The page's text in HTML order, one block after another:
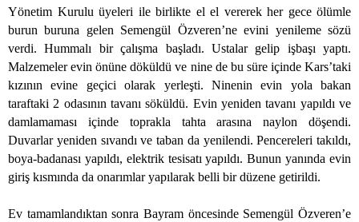
Yönetim Kurulu üyeleri ile birlikte el el vererek her gece ölümle
burun buruna gelen Semengül Özveren’ne evini yenileme sözü
verdi. Hummalı bir çalışma başladı. Ustalar gelip işbaşı yaptı.
Malzemeler evin önüne döküldü ve nine de bu süre içinde Kars’taki
kızının evine geçici olarak yerleşti. Ninenin evin yola bakan
taraftaki 2 odasının tavanı söküldü. Evin yeniden tavanı yapıldı ve
damlamaması içinde toprakla tahta arasına naylon döşendi.
Duvarlar yeniden sıvandı ve taban da yenilendi. Pencereleri takıldı,
boya-badanası yapıldı, elektrik tesisatı yapıldı. Bunun yanında evin
giriş kısmında da onarımlar yapılarak belli bir düzene getirildi.
Ev tamamlandıktan sonra Bayram öncesinde Semengül Özveren’e